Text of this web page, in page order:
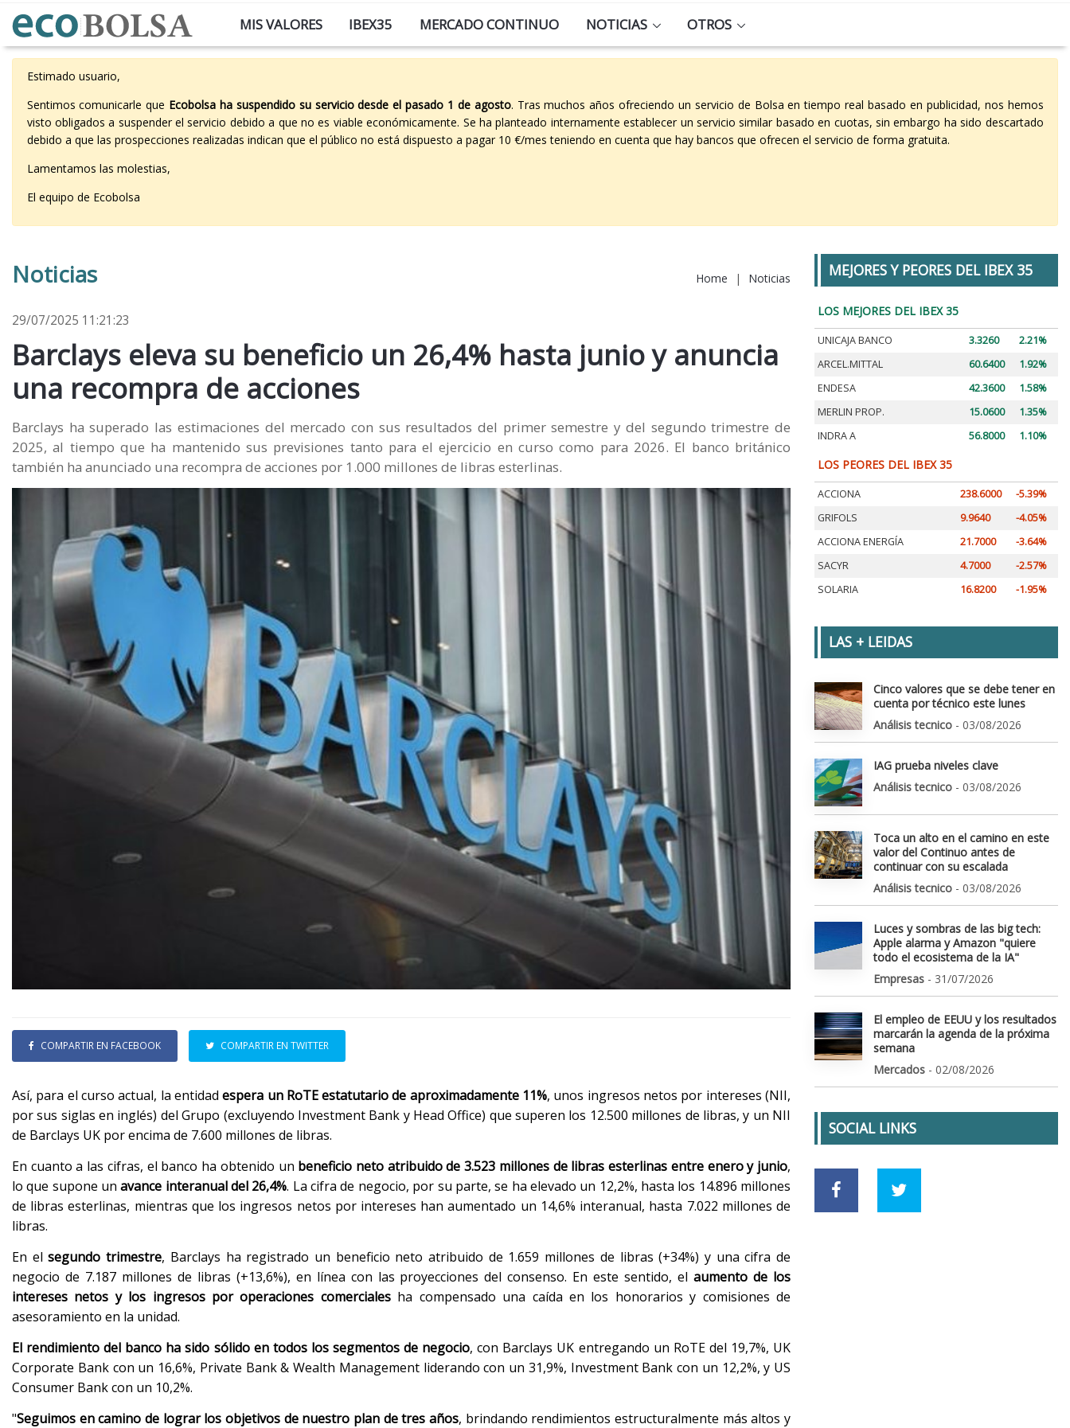
MIS VALORES IBEX35 MERCADO CONTINUO NOTICIAS OTROS
Estimado usuario,
Sentimos comunicarle que Ecobolsa ha suspendido su servicio desde el pasado 1 de agosto. Tras muchos años ofreciendo un servicio de Bolsa en tiempo real basado en publicidad, nos hemos
visto obligados a suspender el servicio debido a que no es viable económicamente. Se ha planteado internamente establecer un servicio similar basado en cuotas, sin embargo ha sido descartado
debido a que las prospecciones realizadas indican que el público no está dispuesto a pagar 10 €/mes teniendo en cuenta que hay bancos que ofrecen el servicio de forma gratuita.
Lamentamos las molestias,
El equipo de Ecobolsa
Noticias Home | Noticias
29/07/2025 11:21:23
Barclays eleva su beneficio un 26,4% hasta junio y anuncia
una recompra de acciones
Barclays ha superado las estimaciones del mercado con sus resultados del primer semestre y del segundo trimestre de
2025, al tiempo que ha mantenido sus previsiones tanto para el ejercicio en curso como para 2026. El banco británico
también ha anunciado una recompra de acciones por 1.000 millones de libras esterlinas.
COMPARTIR EN FACEBOOK COMPARTIR EN TWITTER
Así, para el curso actual, la entidadespera un RoTE estatutario de aproximadamente 11%, unos ingresos netos por intereses (NII,
por sus siglas en inglés) del Grupo (excluyendo Investment Bank y Head Office) que superen los 12.500 millones de libras, y un NII
de Barclays UK por encima de 7.600 millones de libras.
En cuanto a las cifras, el banco ha obtenido un beneficio neto atribuido de 3.523 millones de libras esterlinas entre enero y junio,
lo que supone unavance interanual del 26,4%. La cifra de negocio, por su parte, se ha elevado un 12,2%, hasta los 14.896 millones
de libras esterlinas, mientras que los ingresos netos por intereses han aumentado un 14,6% interanual, hasta 7.022 millones de
libras.
En elsegundo trimestre, Barclays ha registrado un beneficio neto atribuido de 1.659 millones de libras (+34%) y una cifra de
negocio de 7.187 millones de libras (+13,6%), en línea con las proyecciones del consenso. En este sentido, elaumento de los
intereses netos y los ingresos por operaciones comercialesha compensado una caída en los honorarios y comisiones de
asesoramiento en la unidad.
El rendimiento del banco ha sido sólido en todos los segmentos de negocio, con Barclays UK entregando un RoTE del 19,7%, UK
Corporate Bank con un 16,6%, Private Bank & Wealth Management liderando con un 31,9%, Investment Bank con un 12,2%, y US
Consumer Bank con un 10,2%.
"Seguimos en camino de lograr los objetivos de nuestro plan de tres años, brindando rendimientos estructuralmente más altos y
MEJORES Y PEORES DEL IBEX 35
LOS MEJORES DEL IBEX 35
UNICAJA BANCO 3.3260
2.21%
ARCEL.MITTAL
60.6400
1.92%
ENDESA
42.3600
1.58%
MERLIN PROP.
15.0600
1.35%
INDRA A
56.8000 1.10%
LOS PEORES DEL IBEX 35
ACCIONA 238.6000
-5.39%
GRIFOLS
9.9640
-4.05%
ACCIONA ENERGÍA
21.7000
-3.64%
SACYR
4.7000
-2.57%
SOLARIA
16.8200 -1.95%
LAS + LEIDAS
Cinco valores que se debe tener en
cuenta por técnico este lunes
Análisis tecnico - 03/08/2026
IAG prueba niveles clave
Análisis tecnico - 03/08/2026
Toca un alto en el camino en este
valor del Continuo antes de
continuar con su escalada
Análisis tecnico - 03/08/2026
Luces y sombras de las big tech:
Apple alarma y Amazon "quiere
todo el ecosistema de la IA"
Empresas - 31/07/2026
El empleo de EEUU y los resultados
marcarán la agenda de la próxima
semana
Mercados - 02/08/2026
SOCIAL LINKS